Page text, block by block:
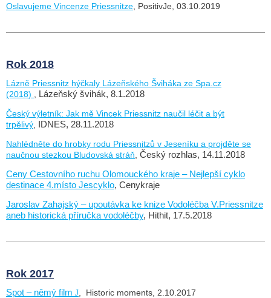
Oslavujeme Vincenze Priessnitze , PositivJe, 03.10.2019
Rok 2018
Lázně Priessnitz hýčkaly Lázeňského Šviháka ze Spa.cz
(2018)
Lázeňský švihák, 8.1.2018
Český výletník: Jak mě Vincek Priessnitz naučil léčit a být
trpělivý IDNES, 28.11.2018
Nahlédněte do hrobky rodu Priessnitzů v Jeseníku a projděte se
naučnou stezkou Bludovská stráň Český rozhlas, 14.11.2018
Ceny Cestovního ruchu Olomouckého kraje – Nejlepší cyklo
destinace 4.místo Jescyklo, Cenykraje
Jaroslav Zahajský – upoutávka ke knize Vodoléčba V.Priessnitze
aneb historická příručka vodoléčby, Hithit, 17.5.2018
Rok 2017
Spot – němý film J , Historic moments, 2.10.2017